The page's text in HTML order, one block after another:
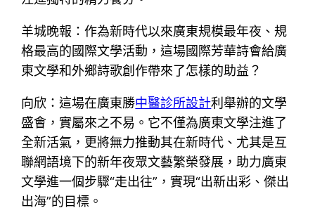
羊城晚報：作為新時代以來廣東規模最年夜、規
格最高的國際文學活動，這場國際芳華詩會給廣
東文學和外鄉詩歌創作帶來了怎樣的助益？
向欣：這場在廣東勝中醫診所設計利舉辦的文學
盛會，實屬來之不易。它不僅為廣東文學注進了
全新活氣，更將無力推動其在新時代、尤其是互
聯網語境下的新年夜眾文藝繁榮發展，助力廣東
文學進一個步驟“走出往”，實現“出新出彩、傑出
出海”的目標。